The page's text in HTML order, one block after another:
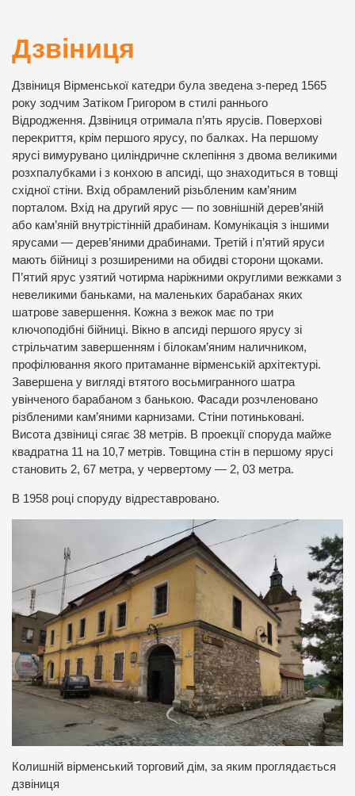
Дзвіниця
Дзвіниця Вірменської катедри була зведена з-перед 1565
року зодчим Затіком Григором в стилі раннього
Відродження. Дзвіниця отримала п’ять ярусів. Поверхові
перекриття, крім першого ярусу, по балках. На першому
ярусі вимурувано циліндричне склепіння з двома великими
розхпалубками і з конхою в апсиді, що знаходиться в товщі
східної стіни. Вхід обрамлений різьбленим кам’яним
порталом. Вхід на другий ярус — по зовнішній дерев’яній
або кам’яній внутрістінній драбинам. Комунікація з іншими
ярусами — дерев’яними драбинами. Третій і п’ятий яруси
мають бійниці з розширеними на обидві сторони щоками.
П’ятий ярус узятий чотирма наріжними округлими вежками з
невеликими баньками, на маленьких барабанах яких
шатрове завершення. Кожна з вежок має по три
ключоподібні бійниці. Вікно в апсиді першого ярусу зі
стрільчатим завершенням і білокам’яним наличником,
профілювання якого притаманне вірменській архітектурі.
Завершена у вигляді втятого восьмигранного шатра
увінченого барабаном з банькою. Фасади розчленовано
різбленими кам’яними карнизами. Стіни потиньковані.
Висота дзвіниці сягає 38 метрів. В проекції споруда майже
квадратна 11 на 10,7 метрів. Товщина стін в першому ярусі
становить 2, 67 метра, у червертому — 2, 03 метра.
В 1958 році споруду відреставровано.
Колишній вірменський торговий дім, за яким проглядається
дзвіниця